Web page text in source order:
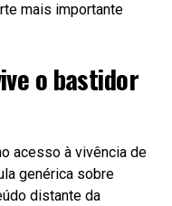
mais importante
o bastidor
acesso à vivência de
genérica sobre
distante da